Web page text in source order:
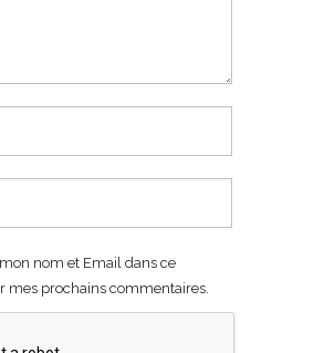
nom et Email dans ce
mes prochains commentaires.